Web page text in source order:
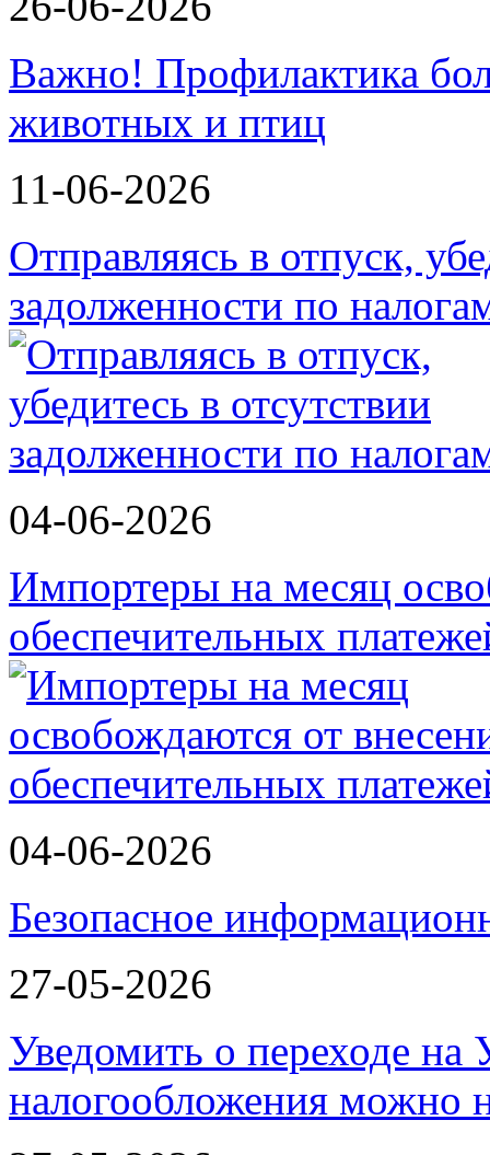
Важно! Профилактика
животных и птиц
11-06-2026
Отправляясь в отпуск,
задолженности по
04-06-2026
Импортеры на месяц
обеспечительных
04-06-2026
Безопасное
27-05-2026
Уведомить о переходе
налогообложения можно